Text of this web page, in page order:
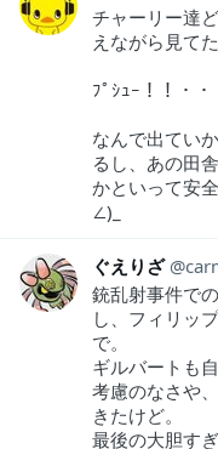
チャーリー達
えながら見て
ﾌﾟｼｭｰ！！・
なんで出てい
るし、あの田
かといって安
∠)_
ぐえりざ
銃乱射事件で
し、フィリッ
で。
ギルバートも
考慮のなさや
きたけど。
最後の大胆す